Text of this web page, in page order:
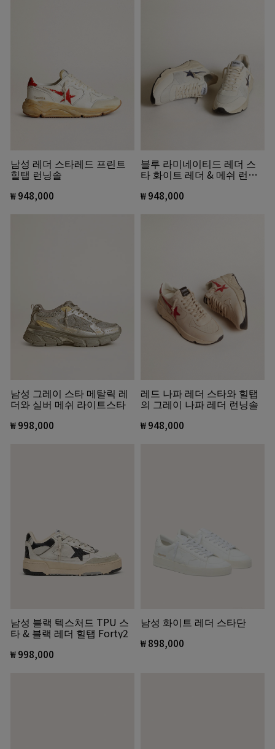
남성 레더 스타레드 프린트
힐탭 런닝솔
₩ 948,000
블루 라미네이티드 레더 스
타 화이트 레더 & 메쉬 런닝
₩ 948,000
남성 그레이 스타 메탈릭 레
더와 실버 메쉬 라이트스타
₩ 998,000
레드 나파 레더 스타와 힐탭
의 그레이 나파 레더 런닝솔
₩ 948,000
남성 블랙 텍스처드 TPU 스
타 & 블랙 레더 힐탭 Forty2
₩ 998,000
남성 화이트 레더 스타단
₩ 898,000